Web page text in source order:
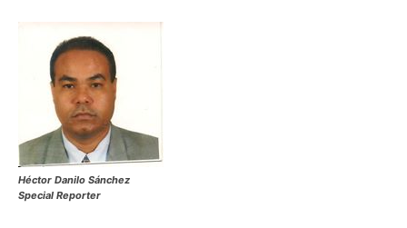
Héctor Danilo Sánchez
Special Reporter